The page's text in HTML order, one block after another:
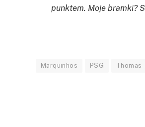
punktem. Moje bramki?
Marquinhos PSG Thomas